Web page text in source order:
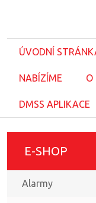
ÚVODNÍ
NABÍZÍME O
DMSS APLIKACE
E-SHOP
Alarmy